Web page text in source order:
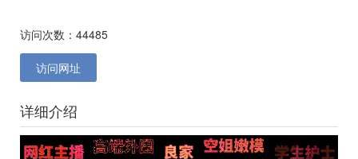
访问次数：44485
访问网址
详细介绍